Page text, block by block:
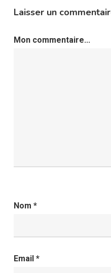
Laisser un
Mon commentaire...
Nom *
Email *